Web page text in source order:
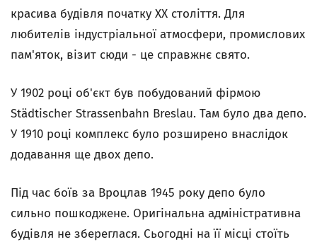
красива будівля початку ХХ століття. Для
любителів індустріальної атмосфери, промислових
пам'яток, візит сюди - це справжнє свято.
У 1902 році об'єкт був побудований фірмою
Städtischer Strassenbahn Breslau. Там було два депо.
У 1910 році комплекс було розширено внаслідок
додавання ще двох депо.
Під час боїв за Вроцлав 1945 року депо було
сильно пошкоджене. Оригінальна адміністративна
будівля не збереглася. Сьогодні на її місці стоїть